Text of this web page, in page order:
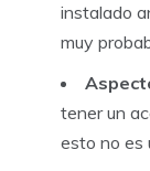
instalado
muy
tener un
esto no es